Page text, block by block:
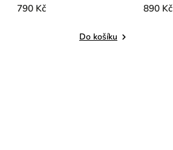
790 Kč
Do košíku
890 Kč